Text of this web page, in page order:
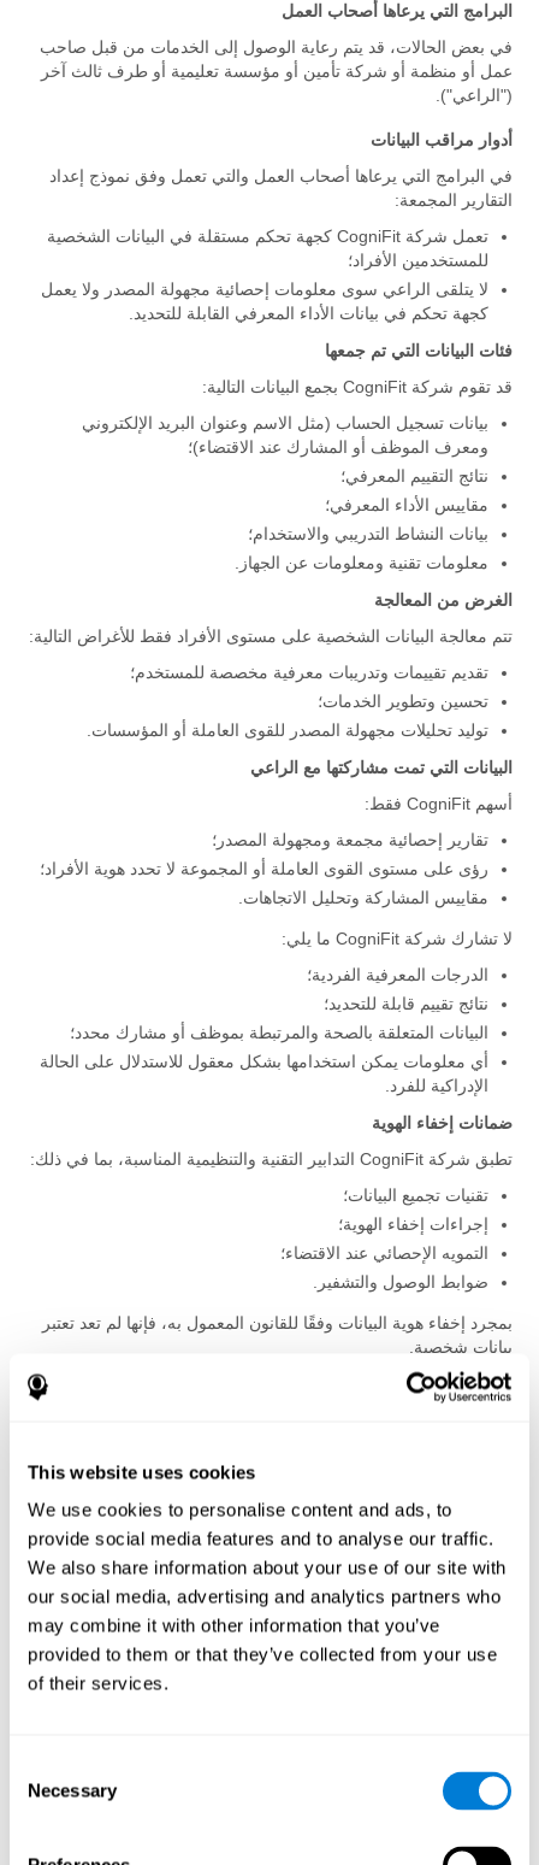
This website uses cookies
We use cookies to personalise content and ads, to
provide social media features and to analyse our traffic.
We also share information about your use of our site with
our social media, advertising and analytics partners who
may combine it with other information that you’ve
provided to them or that they’ve collected from your use
of their services.
Selection
Necessary
البرامج التي يرعاها أصحاب العمل
في بعض الحالات، قد يتم رعاية الوصول إلى الخدمات من قبل صاحب
عمل أو منظمة أو شركة تأمين أو مؤسسة تعليمية أو طرف ثالث آخر
("الراعي").
أدوار مراقب البيانات
في البرامج التي يرعاها أصحاب العمل والتي تعمل وفق نموذج إعداد
التقارير المجمعة:
تعمل شركة CogniFit كجهة تحكم مستقلة في البيانات الشخصية
للمستخدمين الأفراد؛
لا يتلقى الراعي سوى معلومات إحصائية مجهولة المصدر ولا يعمل
كجهة تحكم في بيانات الأداء المعرفي القابلة للتحديد.
فئات البيانات التي تم جمعها
قد تقوم شركة CogniFit بجمع البيانات التالية:
بيانات تسجيل الحساب (مثل الاسم وعنوان البريد الإلكتروني
ومعرف الموظف أو المشارك عند الاقتضاء)؛
نتائج التقييم المعرفي؛
مقاييس الأداء المعرفي؛
بيانات النشاط التدريبي والاستخدام؛
معلومات تقنية ومعلومات عن الجهاز.
الغرض من المعالجة
تتم معالجة البيانات الشخصية على مستوى الأفراد فقط للأغراض التالية:
تقديم تقييمات وتدريبات معرفية مخصصة للمستخدم؛
تحسين وتطوير الخدمات؛
توليد تحليلات مجهولة المصدر للقوى العاملة أو المؤسسات.
البيانات التي تمت مشاركتها مع الراعي
أسهم CogniFit فقط:
تقارير إحصائية مجمعة ومجهولة المصدر؛
رؤى على مستوى القوى العاملة أو المجموعة لا تحدد هوية الأفراد؛
مقاييس المشاركة وتحليل الاتجاهات.
لا تشارك شركة CogniFit ما يلي:
الدرجات المعرفية الفردية؛
نتائج تقييم قابلة للتحديد؛
البيانات المتعلقة بالصحة والمرتبطة بموظف أو مشارك محدد؛
أي معلومات يمكن استخدامها بشكل معقول للاستدلال على الحالة
الإدراكية للفرد.
ضمانات إخفاء الهوية
تطبق شركة CogniFit التدابير التقنية والتنظيمية المناسبة، بما في ذلك:
تقنيات تجميع البيانات؛
إجراءات إخفاء الهوية؛
التمويه الإحصائي عند الاقتضاء؛
ضوابط الوصول والتشفير.
بمجرد إخفاء هوية البيانات وفقًا للقانون المعمول به، فإنها لم تعد تعتبر
بيانات شخصية.
المشاركة الطوعية
التوقف عن استخدام الخدمات في أي وقت.
خدمات الطرف الثالث
يمكن خدمات أخرى العثور على ملفك بحسب إعدادات حسابك. عندما
تختار ربط حسابك بخدمات أخرى، ستكون البيانات الشخصية متاحة له.
سيتم وصف أو مشاركة هذه البيانات الشخصية في شاشة الموافقة
عندما تختار ربط الحسابات. مثلاً، يمكنك ربط حسابك على الفيسبوك أو
تويتر لمشاركة محتوى خدماتنا مع هذه الخدمات الأخرى. يمكنك إبطال
والشركاء الآخرين الذين يقومون بمعالجتها من أجلنا ، بناءً على تعليماتنا
ووفقًا لهذه السياسة وأية إجراءات سرية وأمان أخرى مناسبة. يقدم لنا
والصيانة ودعم العملاء وتقنية المعلومات والمدفوعات والمبيعات